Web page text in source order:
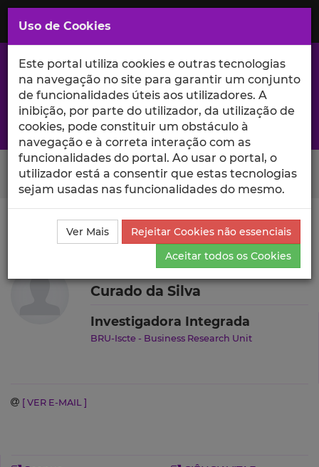
Saltar
para
Conteúdo
Principal
A excelência da investigação e ciência no Iscte
Search Button
Ciência_Iscte Autores
Marta Alexandra da Palma
Curado da Silva
Outras Atividades
Marta Alexandra da Palma
Curado da Silva
Investigadora Integrada
BRU-Iscte - Business Research Unit
[ VER E-MAIL ]
Uso de Cookies
Este portal utiliza cookies e outras tecnologias
na navegação no site para garantir um conjunto
de funcionalidades úteis aos utilizadores. A
inibição, por parte do utilizador, da utilização de
cookies, pode constituir um obstáculo à
navegação e à correta interação com as
funcionalidades do portal. Ao usar o portal, o
utilizador está a consentir que estas tecnologias
sejam usadas nas funcionalidades do mesmo.
Ver Mais
Rejeitar Cookies não essenciais
Aceitar todos os Cookies